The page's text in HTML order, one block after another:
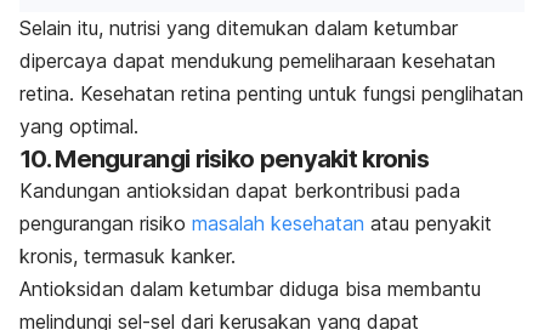
Selain itu, nutrisi yang ditemukan dalam ketumbar
dipercaya dapat mendukung pemeliharaan kesehatan
retina. Kesehatan retina penting untuk fungsi penglihatan
yang optimal.
10. Mengurangi risiko penyakit kronis
Kandungan antioksidan dapat berkontribusi pada
pengurangan risiko masalah kesehatan atau penyakit
kronis, termasuk kanker.
Antioksidan dalam ketumbar diduga bisa membantu
melindungi sel-sel dari kerusakan yang dapat